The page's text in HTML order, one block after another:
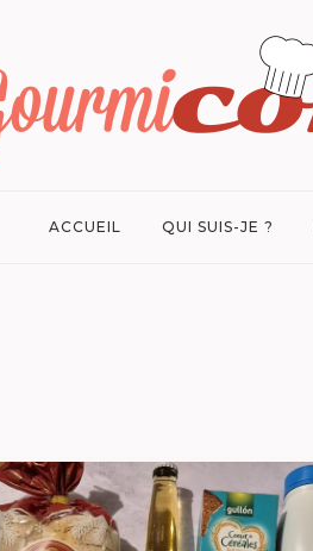
ACCUEIL QUI SUIS-JE ?